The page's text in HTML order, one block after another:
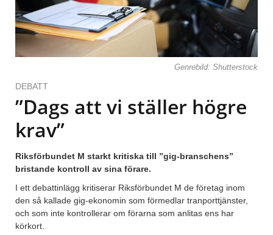
Genrebild: Shutterstock
DEBATT
”Dags att vi ställer högre
krav”
Riksförbundet M starkt kritiska till ”gig-branschens”
bristande kontroll av sina förare.
I ett debattinlägg kritiserar Riksförbundet M de företag inom
den så kallade gig-ekonomin som förmedlar tranporttjänster,
och som inte kontrollerar om förarna som anlitas ens har
körkort.